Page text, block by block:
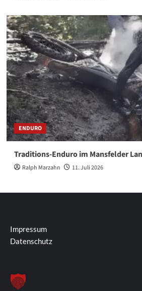
ENDURO
Traditions-Enduro im Mansfelder
Ralph Marzahn 11. Juli 2026
Impressum
Datenschutz